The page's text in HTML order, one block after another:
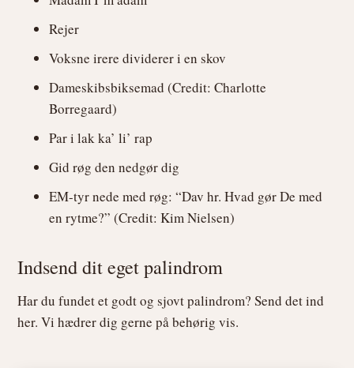
Rejer
Voksne irere dividerer i en skov
Dameskibsbiksemad (Credit: Charlotte
Borregaard)
Par i lak ka’ li’ rap
Gid røg den nedgør dig
EM-tyr nede med røg: “Dav hr. Hvad gør De med
en rytme?” (Credit: Kim Nielsen)
Indsend dit eget palindrom
Har du fundet et godt og sjovt palindrom? Send det ind
her. Vi hædrer dig gerne på behørig vis.